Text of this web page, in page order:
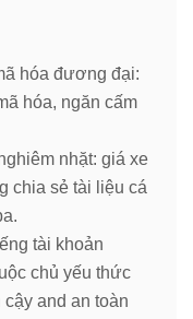
hóa đương đại:
hóa, ngăn cấm
nhặt: giá xe
chia sẻ tài liệu cá
tài khoản
chủ yếu thức
and an toàn